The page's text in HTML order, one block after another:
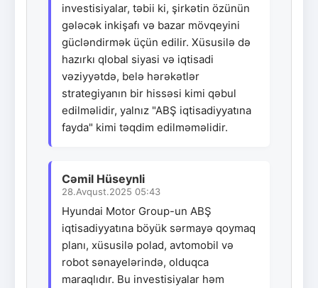
investisiyalar, təbii ki, şirkətin özünün
gələcək inkişafı və bazar mövqeyini
gücləndirmək üçün edilir. Xüsusilə də
hazırkı qlobal siyasi və iqtisadi
vəziyyətdə, belə hərəkətlər
strategiyanın bir hissəsi kimi qəbul
edilməlidir, yalnız "ABŞ iqtisadiyyatına
fayda" kimi təqdim edilməməlidir.
Cəmil Hüseynli
28.Avqust.2025 05:43
Hyundai Motor Group-un ABŞ
iqtisadiyyatına böyük sərmayə qoymaq
planı, xüsusilə polad, avtomobil və
robot sənayelərində, olduqca
maraqlıdır. Bu investisiyalar həm